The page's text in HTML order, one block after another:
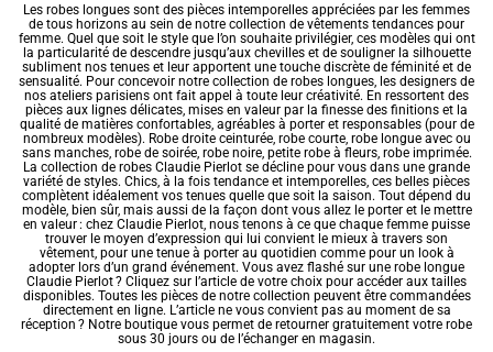
Les robes longues sont des pièces intemporelles appréciées par les femmes
de tous horizons au sein de notre collection de vêtements tendances pour
femme. Quel que soit le style que l’on souhaite privilégier, ces modèles qui ont
la particularité de descendre jusqu’aux chevilles et de souligner la silhouette
subliment nos tenues et leur apportent une touche discrète de féminité et de
sensualité. Pour concevoir notre collection de robes longues, les designers de
nos ateliers parisiens ont fait appel à toute leur créativité. En ressortent des
pièces aux lignes délicates, mises en valeur par la finesse des finitions et la
qualité de matières confortables, agréables à porter et responsables (pour de
nombreux modèles). Robe droite ceinturée, robe courte, robe longue avec ou
sans manches, robe de soirée, robe noire, petite robe à fleurs, robe imprimée.
La collection de robes Claudie Pierlot se décline pour vous dans une grande
variété de styles. Chics, à la fois tendance et intemporelles, ces belles pièces
complètent idéalement vos tenues quelle que soit la saison. Tout dépend du
modèle, bien sûr, mais aussi de la façon dont vous allez le porter et le mettre
en valeur : chez Claudie Pierlot, nous tenons à ce que chaque femme puisse
trouver le moyen d’expression qui lui convient le mieux à travers son
vêtement, pour une tenue à porter au quotidien comme pour un look à
adopter lors d’un grand événement. Vous avez flashé sur une robe longue
Claudie Pierlot ? Cliquez sur l’article de votre choix pour accéder aux tailles
disponibles. Toutes les pièces de notre collection peuvent être commandées
directement en ligne. L’article ne vous convient pas au moment de sa
réception ? Notre boutique vous permet de retourner gratuitement votre robe
sous 30 jours ou de l’échanger en magasin.